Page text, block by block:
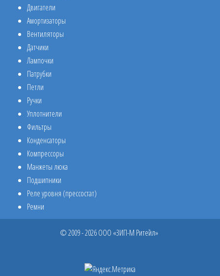
Двигатели
Амортизаторы
Вентиляторы
Датчики
Лампочки
Патрубки
Петли
Ручки
Уплотнители
Фильтры
Конденсаторы
Компрессоры
Манжеты люка
Подшипники
Реле уровня (прессостат)
Ремни
© 2009 - 2026 ООО «ЗИП-М Ритейл»